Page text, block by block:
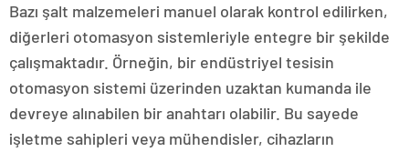
Bazı şalt malzemeleri manuel olarak kontrol edilirken,
diğerleri otomasyon sistemleriyle entegre bir şekilde
çalışmaktadır. Örneğin, bir endüstriyel tesisin
otomasyon sistemi üzerinden uzaktan kumanda ile
devreye alınabilen bir anahtarı olabilir. Bu sayede
işletme sahipleri veya mühendisler, cihazların